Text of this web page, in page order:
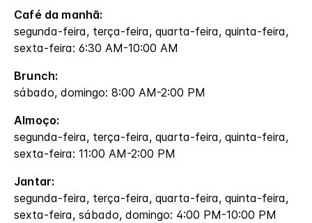
Café da manhã:
segunda-feira, terça-feira, quarta-feira, quinta-feira,
sexta-feira: 6:30 AM-10:00 AM
Brunch:
sábado, domingo: 8:00 AM-2:00 PM
Almoço:
segunda-feira, terça-feira, quarta-feira, quinta-feira,
sexta-feira: 11:00 AM-2:00 PM
Jantar:
segunda-feira, terça-feira, quarta-feira, quinta-feira,
sexta-feira, sábado, domingo: 4:00 PM-10:00 PM